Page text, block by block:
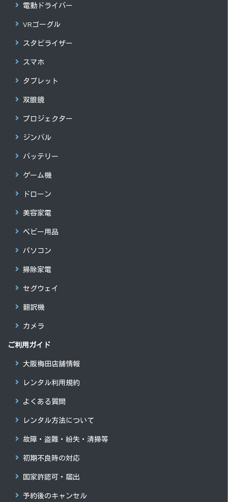
電動ドライバー
VRゴーグル
スタビライザー
スマホ
タブレット
双眼鏡
プロジェクター
ジンバル
バッテリー
ゲーム機
ドローン
美容家電
ベビー用品
パソコン
掃除家電
セグウェイ
翻訳機
カメラ
ご利用ガイド
大阪梅田店舗情報
レンタル利用規約
よくある質問
レンタル方法について
故障・盗難・紛失・清掃等
初期不良時の対応
国家許認可・届出
予約後のキャンセル